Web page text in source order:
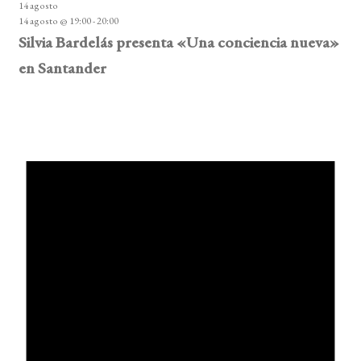
14 agosto
14 agosto @ 19:00-20:00
Silvia Bardelás presenta «Una conciencia nueva»
en Santander